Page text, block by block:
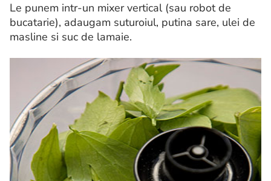
Le punem intr-un mixer vertical (sau robot de
bucatarie), adaugam suturoiul, putina sare, ulei de
masline si suc de lamaie.